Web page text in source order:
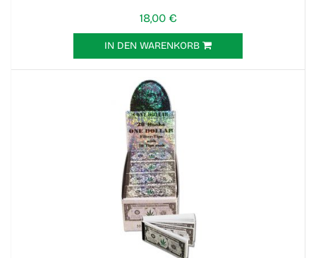
18,00 €
IN DEN WARENKORB